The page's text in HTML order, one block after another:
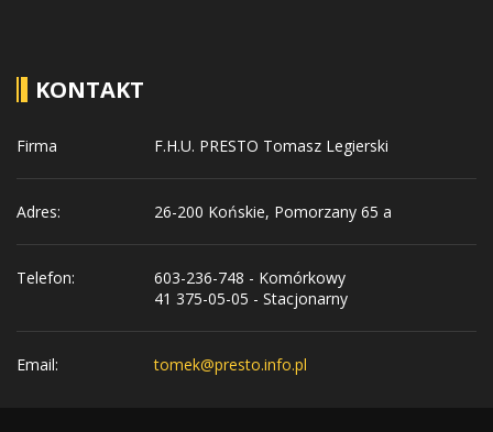
KONTAKT
Firma F.H.U. PRESTO Tomasz Legierski
Adres: 26-200 Końskie, Pomorzany 65 a
Telefon:
603-236-748 - Komórkowy
41 375-05-05 - Stacjonarny
Email: tomek@presto.info.pl